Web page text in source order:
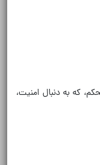
که به دنبال امنیت،